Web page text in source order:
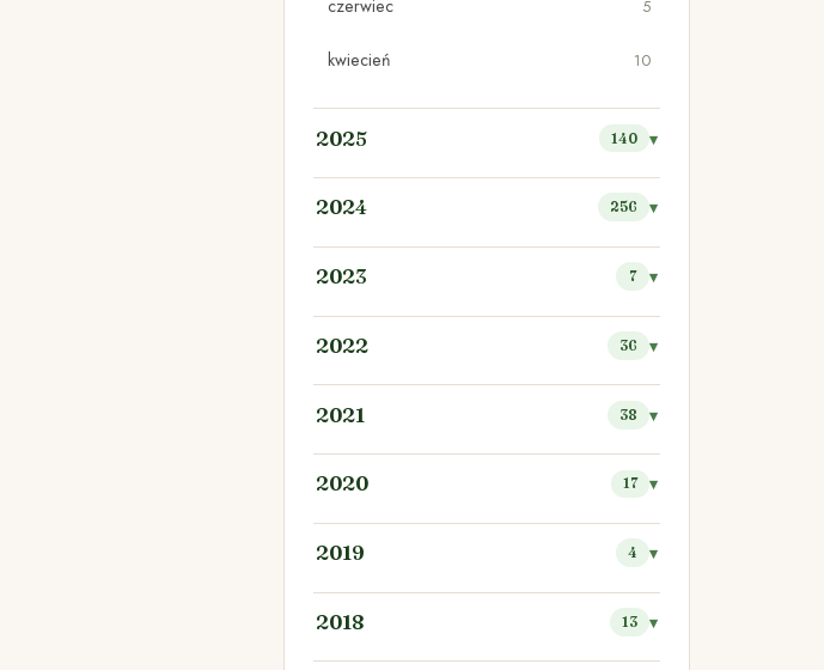
czerwiec 5
kwiecień 10
2025 140
2024 256
2023 7
2022 36
2021 38
2020 17
2019 4
2018 13